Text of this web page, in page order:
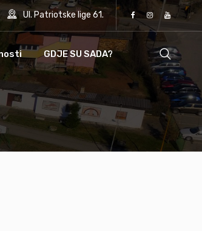
Ul. Patriotske lige 61.
GDJE SU SADA?